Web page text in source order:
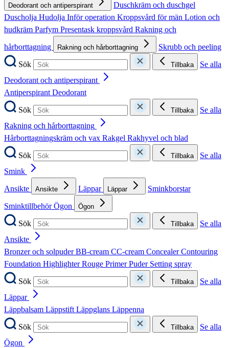
Deodorant och antiperspirant
Duschkräm och duschgel
Duscholja Hudolja Inför operation Kroppsvård för män Lotion och
hudkräm Parfym Presentask kroppsvård Rakning och
hårborttagning
Rakning och hårborttagning
Skrubb och peeling
Sök
Tillbaka
Se alla
Deodorant och antiperspirant
AntiperspirantDeodorant
Sök
Tillbaka
Se alla
Rakning och hårborttagning
Hårborttagningskräm och vax Rakgel Rakhyvel och blad
Sök
Tillbaka
Se alla
Smink
Ansikte
Ansikte Läppar Läppar
Sminkborstar
SminktillbehörÖgon Ögon
Sök Tillbaka
Se alla
Ansikte
Bronzer och solpuderBB-cream CC-cream ConcealerContouring
Foundation HighlighterRouge PrimerPuder Setting spray
Sök
Tillbaka
Se alla
Läppar
Läppbalsam LäppstiftLäppglans Läppenna
Sök
Tillbaka
Se alla
Ögon